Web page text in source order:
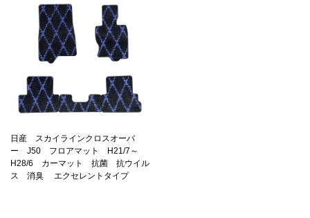
日産 スカイラインクロスオーバ
ー J50 フロアマット H21/7～
H28/6 カーマット 抗菌 抗ウイル
ス 消臭 エクセレントタイプ